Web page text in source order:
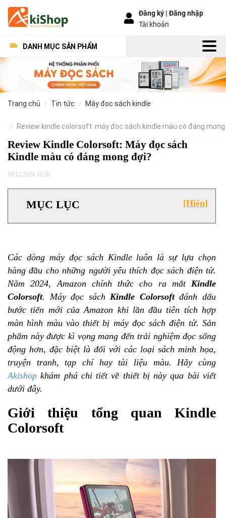
Đăng ký |Đăng nhập
Tài khoản
DANH MỤC SẢN PHẨM
trang chủ tin tức máy đọc sách kindle
review kindle colorsoft: máy đọc sách kindle màu có đáng
Review Kindle Colorsoft: Máy đọc sách
Kindle màu có đáng mong đợi?
18/12/2024 10:20
[Hiện]
MỤC LỤC
Các dòng máy đọc sách Kindle luôn là sự lựa chọn
hàng đầu cho những người yêu thích đọc sách điện tử.
Năm 2024, Amazon chính thức cho ra mắt Kindle
Colorsoft. Máy đọc sáchKindle Colorsoftđánh dấu
bước tiến mới của Amazon khi lần đầu tiên tích hợp
màn hình màu vào thiết bị máy đọc sách điện tử. Sản
phẩm này được kì vọng mang đến trải nghiệm đọc sống
động hơn, đặc biệt là đối với các loại sách minh họa,
truyện tranh, tạp chí hay tài liệu màu. Hãy cùng
Akishop khám phá chi tiết về thiết bị này qua bài viết
dưới đây.
Giới thiệu tổng quan Kindle
Colorsoft